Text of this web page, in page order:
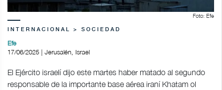
Foto: Efe
INTERNACIONAL > SOCIEDAD
Efe
17/06/2025 | Jerusalén, Israel
El Ejército israelí dijo este martes haber matado al segundo
responsable de la importante base aérea iraní Khatam ol